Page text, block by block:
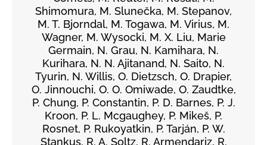
Shimomura, M. Slunečka, M. Stepanov,
M. T. Bjorndal, M. Togawa, M. Virius, M.
Wagner, M. Wysocki, M. X. Liu, Marie
Germain, N. Grau, N. Kamihara, N.
Kurihara, N. N. Ajitanand, N. Saito, N.
Tyurin, N. Willis, O. Dietzsch, O. Drapier,
O. Jinnouchi, O. O. Omiwade, O. Zaudtke,
P. Chung, P. Constantin, P. D. Barnes, P. J.
Kroon, P. L. Mcgaughey, P. Mikeš, P.
Rosnet, P. Rukoyatkin, P. Tarján, P. W.
Stankus, R. A. Soltz, R. Armendariz, R.